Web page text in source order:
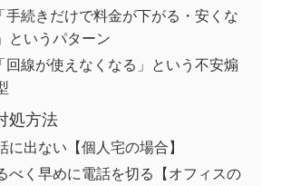
手続きだけで料金が下がる・安くな
というパターン
回線が使えなくなる」という不安煽
処方法
に出ない【個人宅の場合】
べく早めに電話を切る【オフィスの